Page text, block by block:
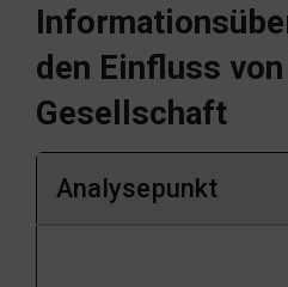
den Einfluss
Gesellschaft
Analysepunkt